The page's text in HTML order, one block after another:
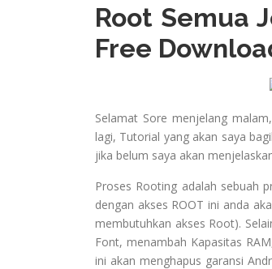
Root Semua
Free
Selamat Sore menjelang
lagi, Tutorial yang akan saya
jika belum saya akan
Proses Rooting adalah sebuah
dengan akses ROOT ini anda
membutuhkan akses Root).
Font, menambah Kapasitas
ini akan menghapus garansi